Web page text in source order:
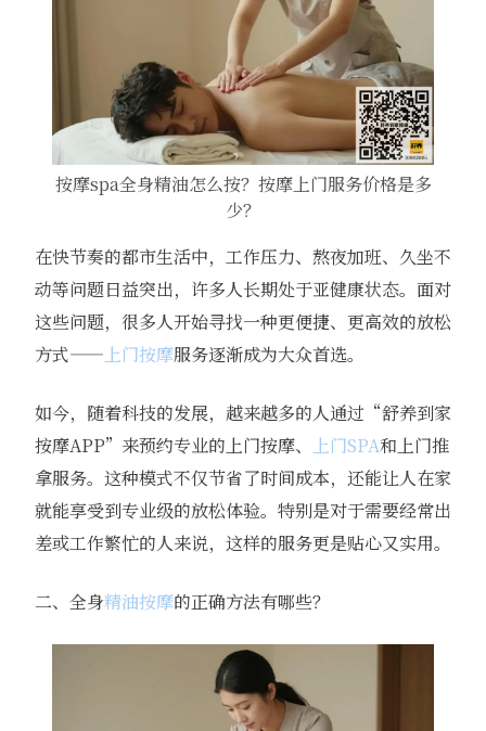
按摩spa全身精油怎么按？按摩上门服务价格是多
少？
在快节奏的都市生活中，工作压力、熬夜加班、久坐不
动等问题日益突出，许多人长期处于亚健康状态。面对
这些问题，很多人开始寻找一种更便捷、更高效的放松
方式—— 上门按摩服务逐渐成为大众首选。
如今，随着科技的发展，越来越多的人通过“舒养到家
按摩APP”来预约专业的上门按摩、
上门SPA和上门推
拿服务。这种模式不仅节省了时间成本，还能让人在家
就能享受到专业级的放松体验。特别是对于需要经常出
差或工作繁忙的人来说，这样的服务更是贴心又实用。
二、全身精油按摩的正确方法有哪些？